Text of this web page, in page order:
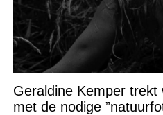
Geraldine Kemper trekt
met de nodige